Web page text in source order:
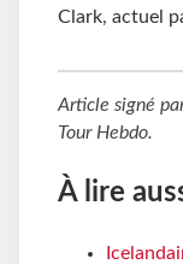
Clark, actuel
Article signé
Tour Hebdo.
À lire